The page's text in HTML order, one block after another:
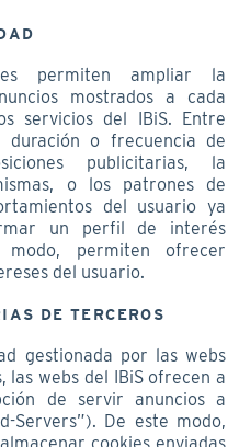
permiten ampliar la
mostrados a cada
servicios del IBiS. Entre
duración o frecuencia de
publicitarias, la
o los patrones de
del usuario ya
un perfil de interés
permiten ofrecer
del usuario.
DE TERCEROS
gestionada por las webs
las webs del IBiS ofrecen a
de servir anuncios a
Servers”). De este modo,
cookies enviadas